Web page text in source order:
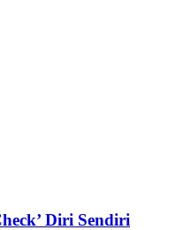
Diri Sendiri